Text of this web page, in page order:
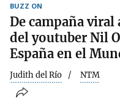
BUZZ ON
De campaña
del youtuber Nil
España en el
Judith del Río NTM